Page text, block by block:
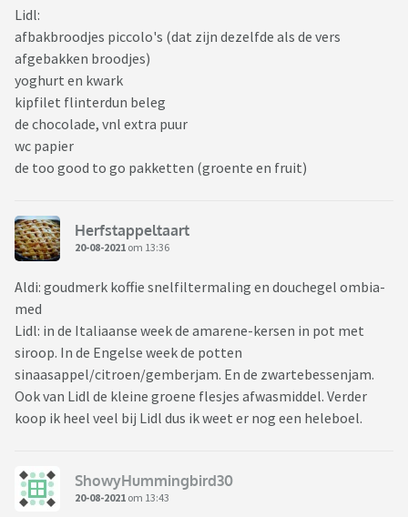
Lidl:
afbakbroodjes piccolo's (dat zijn dezelfde als de vers
afgebakken broodjes)
yoghurt en kwark
kipfilet flinterdun beleg
de chocolade, vnl extra puur
wc papier
de too good to go pakketten (groente en fruit)
Herfstappeltaart
20-08-2021 om 13:36
Aldi: goudmerk koffie snelfiltermaling en douchegel ombia-
med
Lidl: in de Italiaanse week de amarene-kersen in pot met
siroop. In de Engelse week de potten
sinaasappel/citroen/gemberjam. En de zwartebessenjam.
Ook van Lidl de kleine groene flesjes afwasmiddel. Verder
koop ik heel veel bij Lidl dus ik weet er nog een heleboel.
ShowyHummingbird30
20-08-2021 om 13:43